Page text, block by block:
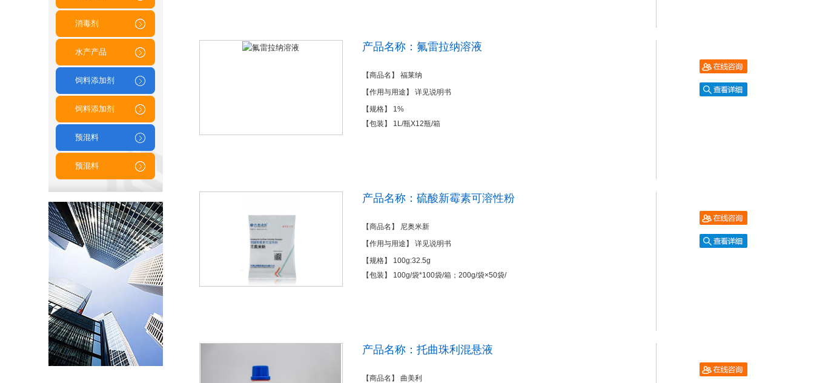
消毒剂
水产产品
饲料添加剂
饲料添加剂
预混料
预混料
产品名称：氟雷拉纳溶液
【商品名】 福莱纳
【作用与用途】 详见说明书
【规格】 1%
【包装】 1L/瓶X12瓶/箱
产品名称：硫酸新霉素可溶性粉
【商品名】 尼奥米新
【作用与用途】 详见说明书
【规格】 100g:32.5g
【包装】 100g/袋*100袋/箱；200g/袋×50袋/
产品名称：托曲珠利混悬液
【商品名】 曲美利